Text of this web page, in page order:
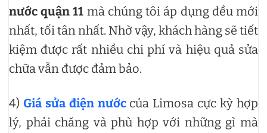
nước quận 11 mà chúng tôi áp dụng đều mới
nhất, tối tân nhất. Nhờ vậy, khách hàng sẽ tiết
kiệm được rất nhiều chi phí và hiệu quả sửa
chữa vẫn được đảm bảo.
4) Giá sửa điện nướccủa Limosa cực kỳ hợp
lý, phải chăng và phù hợp với những gì mà